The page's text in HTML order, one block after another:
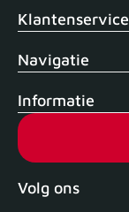
Klantenservice
Navigatie
Informatie
Volg ons